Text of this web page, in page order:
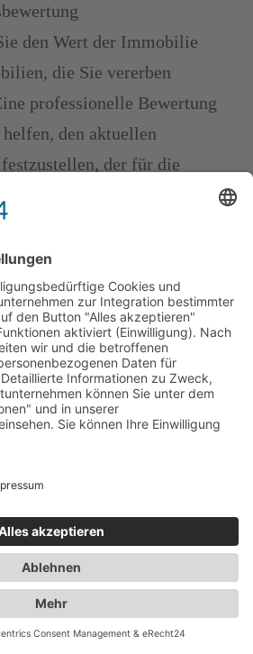
den Wert der Immobilie
die Sie vererben
professionelle Bewertung
den aktuellen
der für die
von Erbanteilen und
Aspekten wichtig ist.
Festlegungen
Vorstellungen
wie Ihre Immobilie
soll, sollten Sie diese in
klar und eindeutig
kann die Benennung
die Einrichtung von
der Nutzung der
und